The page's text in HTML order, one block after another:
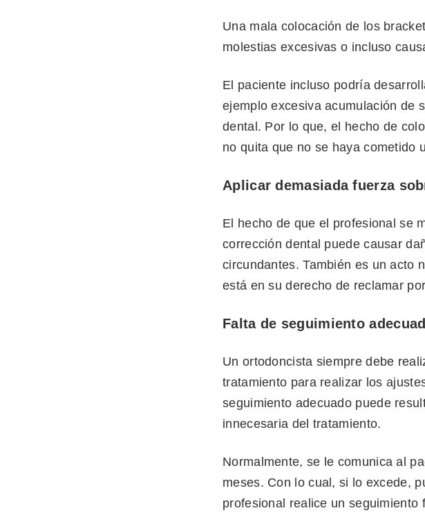
Una mala colocación de los
molestias excesivas o incluso
El paciente incluso podría
ejemplo excesiva acumulación de
dental. Por lo que, el hecho de
no quita que no se haya cometido
Aplicar demasiada fuerza
El hecho de que el profesional se
corrección dental puede causar
circundantes. También es un acto
está en su derecho de reclamar
Falta de seguimiento
Un ortodoncista siempre debe
tratamiento para realizar los
seguimiento adecuado puede
innecesaria del tratamiento.
Normalmente, se le comunica al
meses. Con lo cual, si lo excede,
profesional realice un seguimiento